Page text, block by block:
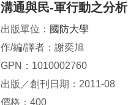
溝通與民-軍行動之分析
出版單位： 國防大學
作/編/譯者：謝奕旭
GPN：1010002760
出版／創刊日期：2011-08
價格：400